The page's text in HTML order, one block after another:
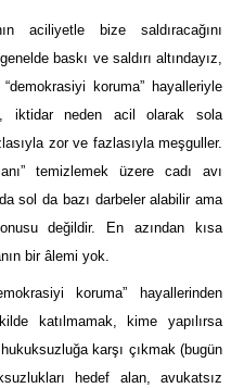
aciliyetle bize saldıracağını
baskı ve saldırı altındayız,
koruma” hayalleriyle
iktidar neden acil olarak sola
zor ve fazlasıyla meşguller.
temizlemek üzere cadı avı
sol da bazı darbeler alabilir ama
değildir. En azından kısa
bir âlemi yok.
koruma” hayallerinden
katılmamak, kime yapılırsa
karşı çıkmak (bugün
hedef alan, avukatsız